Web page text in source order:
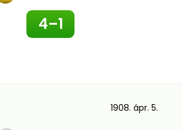
4–1
1908. ápr. 5.